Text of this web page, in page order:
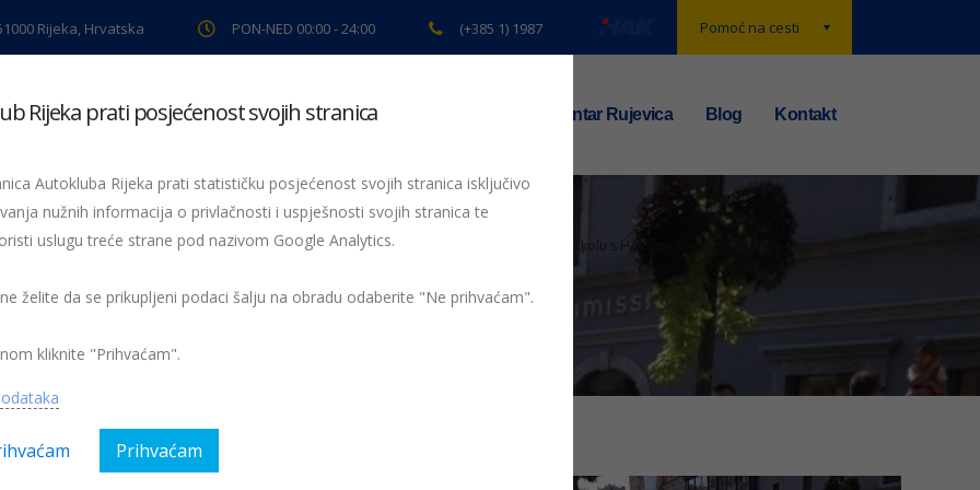
Pomoć na cesti
Rijeka, Hrvatska PON-NED 00:00 - 24:00 (+385 1) 1987
pregled Pomoć na cesti Servis Preventiva TS centar Rujevica Blog Kontakt
Na riječkom Korzu najmlađi sudionici u prometu pokazali umijeće i znanje Sigurno u Školu s HAK-om Korzo policijski motor
om Korzo policijski motor
Rijeka prati posjećenost svojih stranica
Autokluba Rijeka prati statističku posjećenost svojih stranica isključivo
nužnih informacija o privlačnosti i uspješnosti svojih stranica te
uslugu treće strane pod nazivom Google Analytics.
želite da se prikupljeni podaci šalju na obradu odaberite "Ne prihvaćam".
kliknite "Prihvaćam".
Prihvaćam